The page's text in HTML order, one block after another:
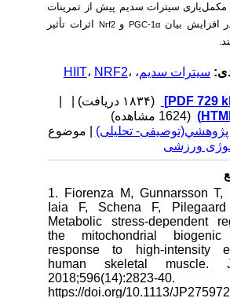
سیترات سدیم پیش از تمرینات
بیانPGC-1αو Nrf2اثرات تأثیر
سیترات سدیم، HIIT، NRF2،
| |
(1624 مشاهده)
تحلیلی) | موضوع
ورزشی
1. Fiorenza M, Gunnarsson
Iaia F, Schena F,
Metabolic stress‐dependent
the mitochondrial
response to high‐intensity
human skeletal muscle.
2018;596(14):2823-40.
https://doi.org/10.1113/